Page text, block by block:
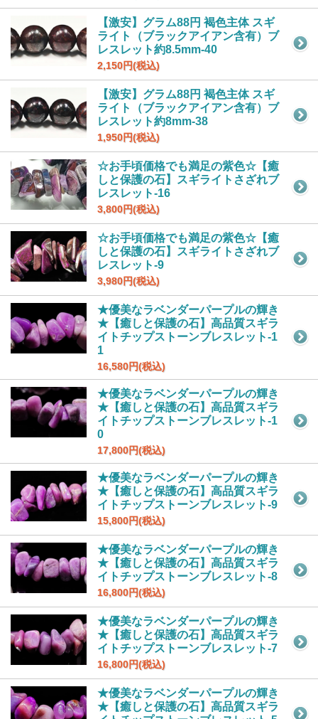
【激安】グラム88円 褐色主体 スギ
ライト（ブラックアイアン含有）ブ
レスレット約8.5mm-40
2,150円(税込)
【激安】グラム88円 褐色主体 スギ
ライト（ブラックアイアン含有）ブ
レスレット約8mm-38
1,950円(税込)
☆お手頃価格でも満足の紫色☆【癒
しと保護の石】スギライトさざれブ
レスレット-16
3,800円(税込)
☆お手頃価格でも満足の紫色☆【癒
しと保護の石】スギライトさざれブ
レスレット-9
3,980円(税込)
★優美なラベンダーパープルの輝き
★【癒しと保護の石】高品質スギラ
イトチップストーンブレスレット-1
1
16,580円(税込)
★優美なラベンダーパープルの輝き
★【癒しと保護の石】高品質スギラ
イトチップストーンブレスレット-1
0
17,800円(税込)
★優美なラベンダーパープルの輝き
★【癒しと保護の石】高品質スギラ
イトチップストーンブレスレット-9
15,800円(税込)
★優美なラベンダーパープルの輝き
★【癒しと保護の石】高品質スギラ
イトチップストーンブレスレット-8
16,800円(税込)
★優美なラベンダーパープルの輝き
★【癒しと保護の石】高品質スギラ
イトチップストーンブレスレット-7
16,800円(税込)
★優美なラベンダーパープルの輝き
★【癒しと保護の石】高品質スギラ